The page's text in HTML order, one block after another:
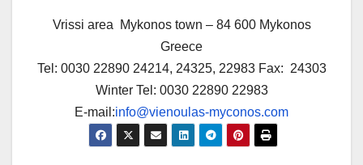
Vrissi area Mykonos town – 84 600 Mykonos
Greece
Tel: 0030 22890 24214, 24325, 22983 Fax: 24303
Winter Tel: 0030 22890 22983
E-mail:info@vienoulas-myconos.com